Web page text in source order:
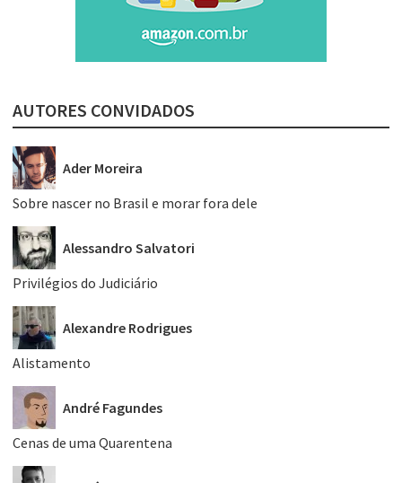
AUTORES CONVIDADOS
Ader Moreira
Sobre nascer no Brasil e morar fora dele
Alessandro Salvatori
Privilégios do Judiciário
Alexandre Rodrigues
Alistamento
André Fagundes
Cenas de uma Quarentena